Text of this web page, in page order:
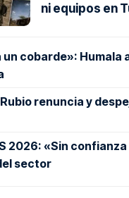
ni equipos en
un cobarde»: Humala
renuncia y
2026: «Sin
sector